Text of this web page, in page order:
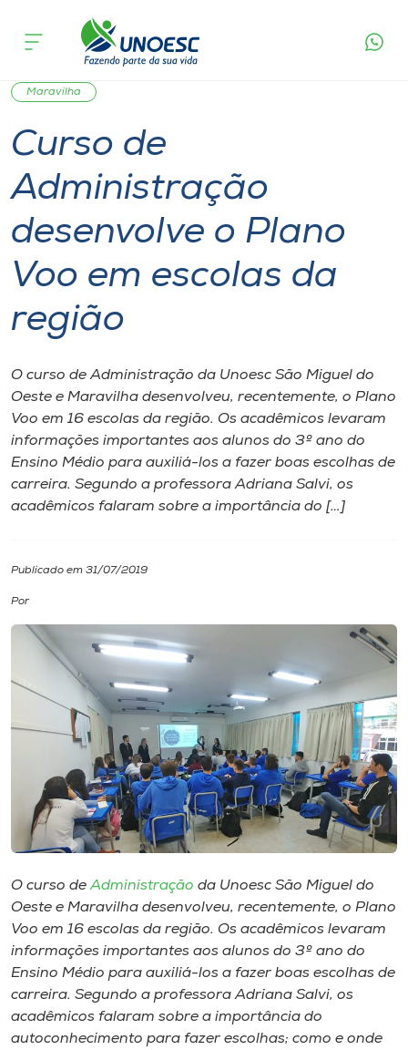
Cursos
Onde estamos
Pesquisa
Atendimento ao Estudante
Portal de Ensino
A
Unoesc
Internacionalização
I.nova
Diplomados
Biblioteca
Rádio
Museu
Unoesc
Store
Selecione
acontece
Maravilha
Curso de
Administração
desenvolve o Plano
Voo em escolas da
região
O curso de Administração da Unoesc São Miguel do
Oeste e Maravilha desenvolveu, recentemente, o Plano
Voo em 16 escolas da região. Os acadêmicos levaram
informações importantes aos alunos do 3º ano do
Ensino Médio para auxiliá-los a fazer boas escolhas de
carreira. Segundo a professora Adriana Salvi, os
acadêmicos falaram sobre a importância do […]
Publicado em 31/07/2019
Por
O curso deAdministração da Unoesc São Miguel do
Oeste e Maravilha desenvolveu, recentemente, o Plano
Voo em 16 escolas da região. Os acadêmicos levaram
informações importantes aos alunos do 3º ano do
Ensino Médio para auxiliá-los a fazer boas escolhas de
carreira. Segundo a professora Adriana Salvi, os
acadêmicos falaram sobre a importância do
autoconhecimento para fazer escolhas; como e onde